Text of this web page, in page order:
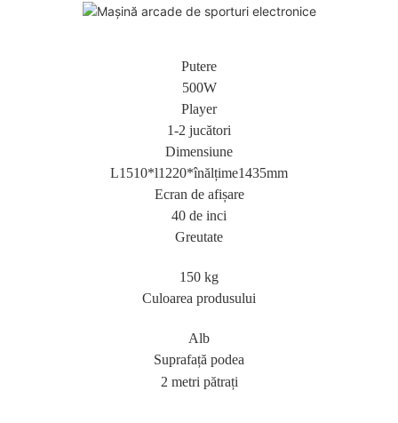
Putere
500W
Player
1-2 jucători
Dimensiune
L1510*l1220*înălțime1435mm
Ecran de afișare
40 de inci
Greutate
150 kg
Culoarea produsului
Alb
Suprafață podea
2 metri pătrați